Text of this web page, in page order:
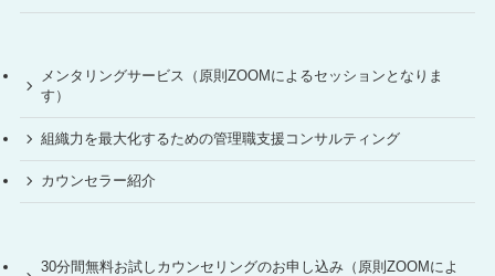
メンタリングサービス（原則ZOOMによるセッションとなりま
す）
組織力を最大化するための管理職支援コンサルティング
カウンセラー紹介
30分間無料お試しカウンセリングのお申し込み（原則ZOOMによ